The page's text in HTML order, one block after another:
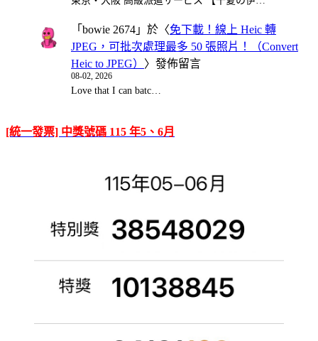
「 bowie 2674 」於〈免下載！線上 Heic 轉
JPEG，可批次處理最多 50 張照片！（Convert
Heic to JPEG） 〉發佈留言
08-02, 2026
Love that I can batc…
[統一發票] 中獎號碼 115 年5、6月